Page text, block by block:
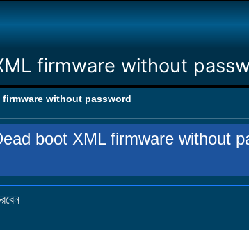
firmware without
firmware without password
boot XML firmware without